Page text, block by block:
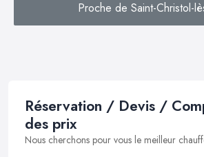
Proche de Saint-Christol-
Réservation / Devis /
des prix
Nous cherchons pour vous le meilleur